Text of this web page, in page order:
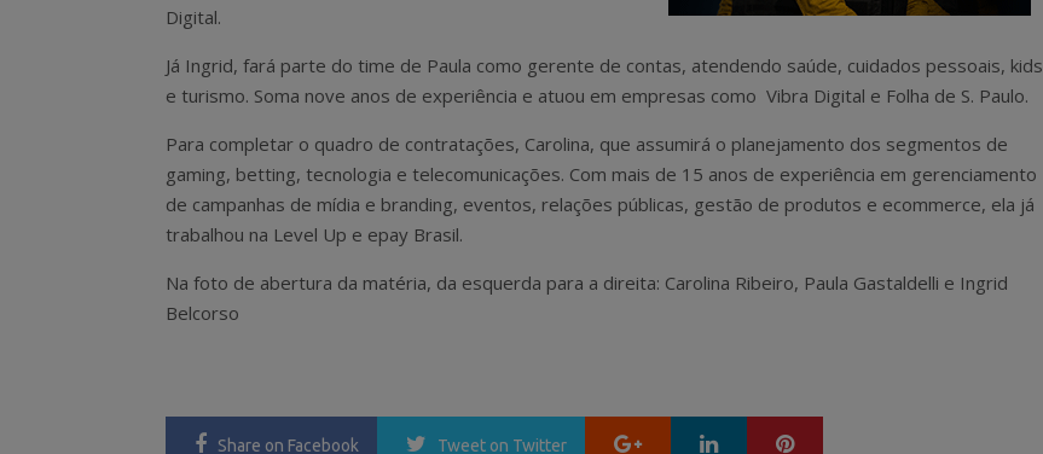
Digital.
Já Ingrid, fará parte do time de Paula como gerente de contas, atendendo saúde, cuidados pessoais, kids
e turismo. Soma nove anos de experiência e atuou em empresas como Vibra Digital e Folha de S. Paulo.
Para completar o quadro de contratações, Carolina, que assumirá o planejamento dos segmentos de
gaming, betting, tecnologia e telecomunicações. Com mais de 15 anos de experiência em gerenciamento
de campanhas de mídia e branding, eventos, relações públicas, gestão de produtos e ecommerce, ela já
trabalhou na Level Up e epay Brasil.
Na foto de abertura da matéria, da esquerda para a direita: Carolina Ribeiro, Paula Gastaldelli e Ingrid
Belcorso
Share on Facebook Tweet on Twitter Google+ LinkedIn